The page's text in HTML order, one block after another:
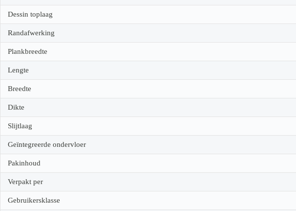
Dessin toplaag
Randafwerking
Plankbreedte
Lengte
Breedte
Dikte
Slijtlaag
Geïntegreerde ondervloer
Pakinhoud
Verpakt per
Gebruikersklasse